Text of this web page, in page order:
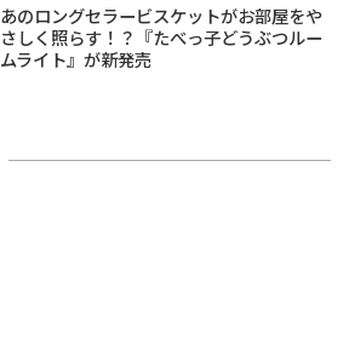
あのロングセラービスケットがお部屋をや
さしく照らす！？『たべっ子どうぶつルー
ムライト』が新発売